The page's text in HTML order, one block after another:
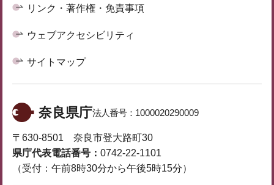
リンク・著作権・免責事項
ウェブアクセシビリティ
サイトマップ
奈良県庁法人番号： 1000020290009
〒630-8501 奈良市登大路町30
県庁代表電話番号： 0742-22-1101
（受付：午前8時30分から午後5時15分）